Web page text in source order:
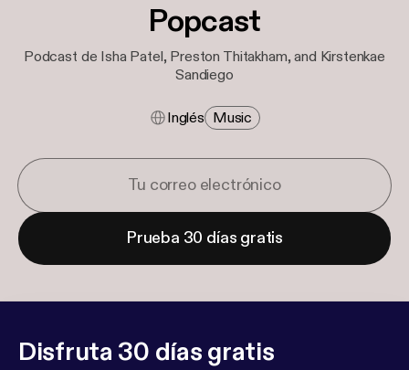
Popcast
Podcast de Isha Patel, Preston Thitakham, and Kirstenkae
Sandiego
Inglés Music
Prueba 30 días gratis
Disfruta 30 días gratis